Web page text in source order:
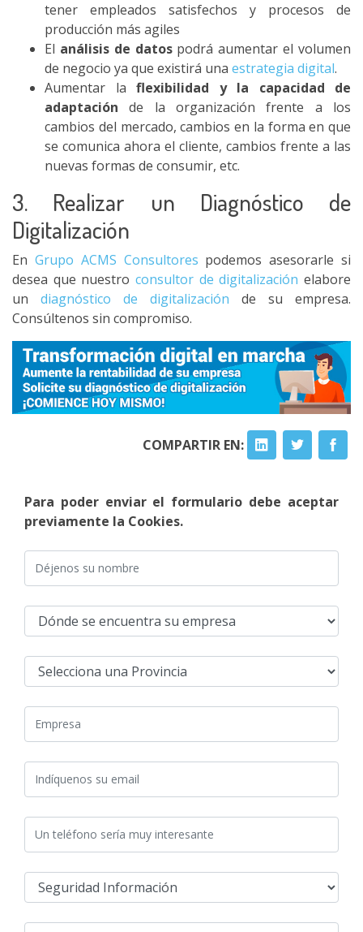
tener empleados satisfechos y procesos de
producción más agiles
El análisis de datospodrá aumentar el volumen
de negocio ya que existirá una estrategia digital.
Aumentar la flexibilidad y la capacidad de
adaptaciónde la organización frente a los
cambios del mercado, cambios en la forma en que
se comunica ahora el cliente, cambios frente a las
nuevas formas de consumir, etc.
3. Realizar un Diagnóstico de
Digitalización
En Grupo ACMS Consultores podemos asesorarle si
desea que nuestro consultor de digitalización elabore
un diagnóstico de digitalización de su empresa.
Consúltenos sin compromiso.
COMPARTIR EN:
Para poder enviar el formulario debe aceptar
previamente la Cookies.